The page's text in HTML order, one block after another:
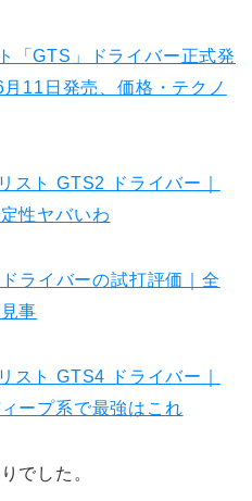
「GTS」ドライバー正式発
11日発売、価格・テクノ
スト GTS2 ドライバー｜
性ヤバいわ
ライバーの試打評価｜全
事
スト GTS4 ドライバー｜
ープ系で最強はこれ
でした。